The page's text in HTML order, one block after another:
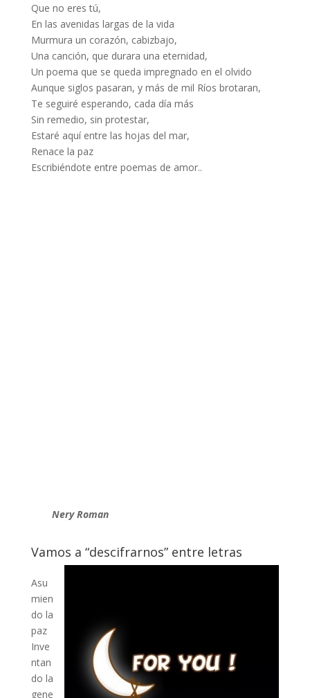
Que no eres tú,
En las avenidas largas de la vida
Murmura un corazón, cabizbajo,
Una canción, que durara una eternidad,
Un poema que se queda impregnado en el olvido
Aunque siglos pasaran, y más de mil Ríos brotaran,
Te seguiré esperando, cada día más
Sin remedio, sin protestar,
Estaré aquí entre las hojas del mar,
Renace la paz
Escribiéndote entre poemas de amor..
Nery Roman
Vamos a “descifrarnos” entre letras
Asu
mien
do la
paz
Inve
ntan
do la
gene